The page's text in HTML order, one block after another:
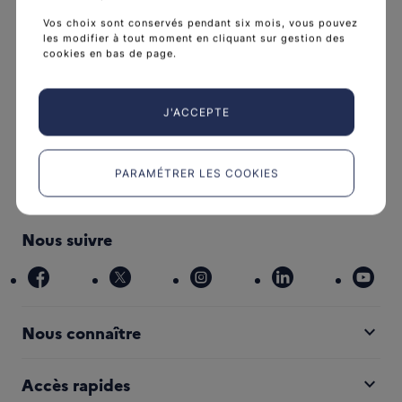
L'Institut national du cancer est l’agence d'expertise
sanitaire et scientifique en cancérologie de l’État.
Découvrir l’Institut arrow_forward
Nous suivre
facebook x instagram linkedin
Nous connaître expand_more
Accès rapides expand_more
Vos choix sont conservés pendant six mois, vous pouvez
les modifier à tout moment en cliquant sur gestion des
cookies en bas de page.
J'ACCEPTE
PARAMÉTRER LES COOKIES